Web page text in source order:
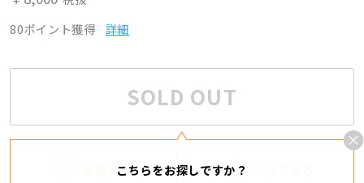
80ポイント獲得
詳細
SOLD OUT
こちらをお探しですか？
追加する